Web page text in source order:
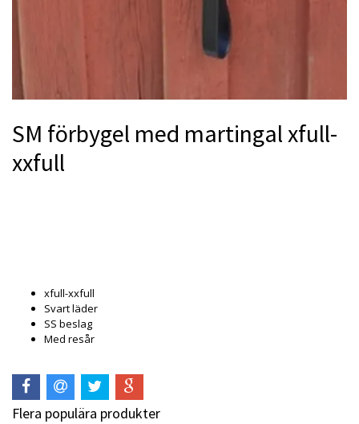
SM förbygel med martingal xfull-
xxfull
xfull-xxfull
Svart läder
SS beslag
Med resår
Flera populära produkter